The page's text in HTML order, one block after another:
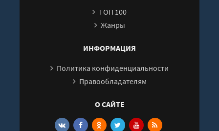
ТОП 100
Жанры
ИНФОРМАЦИЯ
Политика конфиденциальности
Правообладателям
О САЙТЕ